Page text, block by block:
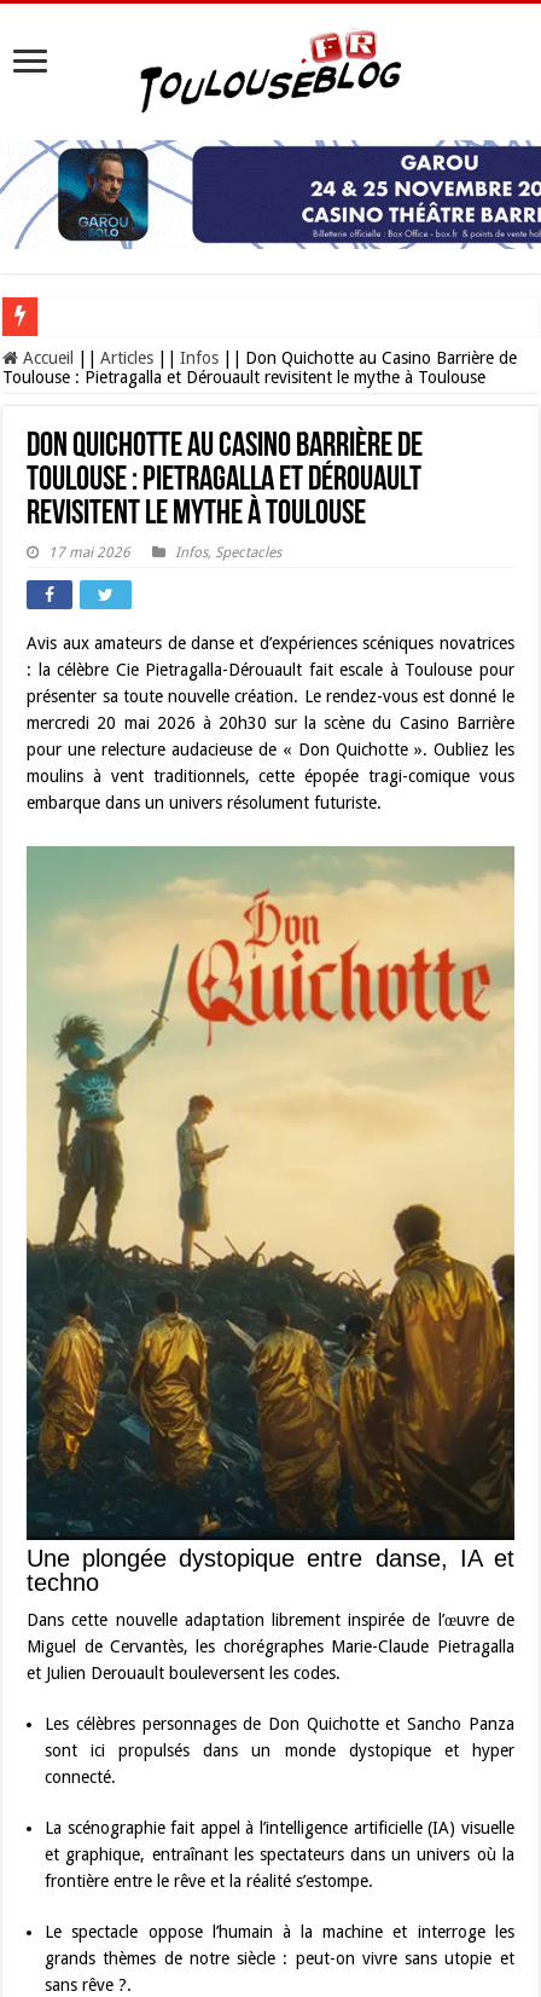
Les Nocturnes de la Cité de l’espace 2026 : l’événement incontournable de
Accueil Articles Infos
Don Quichotte au Casino Barrière de
Toulouse : Pietragalla et Dérouault revisitent le mythe à Toulouse
Don Quichotte au Casino Barrière de
Toulouse : Pietragalla et Dérouault
revisitent le mythe à Toulouse
17 mai 2026 Infos, Spectacles
Avis aux amateurs de danse et d’expériences scéniques novatrices
: la célèbre Cie Pietragalla-Dérouault fait escale à Toulouse pour
présenter sa toute nouvelle création. Le rendez-vous est donné le
mercredi 20 mai 2026 à 20h30 sur la scène du Casino Barrière
pour une relecture audacieuse de « Don Quichotte ». Oubliez les
moulins à vent traditionnels, cette épopée tragi-comique vous
embarque dans un univers résolument futuriste.
Une plongée dystopique entre danse, IA et
techno
Dans cette nouvelle adaptation librement inspirée de l’œuvre de
Miguel de Cervantès, les chorégraphes Marie-Claude Pietragalla
et Julien Derouault bouleversent les codes.
Les célèbres personnages de Don Quichotte et Sancho Panza
sont ici propulsés dans un monde dystopique et hyper
connecté.
La scénographie fait appel à l’intelligence artificielle (IA) visuelle
et graphique, entraînant les spectateurs dans un univers où la
frontière entre le rêve et la réalité s’estompe.
Le spectacle oppose l’humain à la machine et interroge les
grands thèmes de notre siècle : peut-on vivre sans utopie et
sans rêve ?.